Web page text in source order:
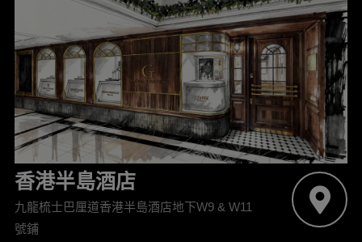
香港半島酒店
九龍梳士巴厘道香港半島酒店地下W9 & W11
號鋪